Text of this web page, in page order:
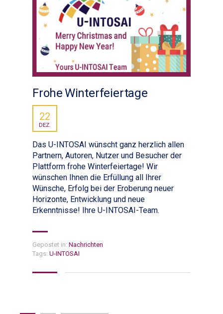
Frohe Winterfeiertage
22
DEZ.
Das U-INTOSAI wünscht ganz herzlich allen
Partnern, Autoren, Nutzer und Besucher der
Plattform frohe Winterfeiertage! Wir
wünschen Ihnen die Erfüllung all Ihrer
Wünsche, Erfolg bei der Eroberung neuer
Horizonte, Entwicklung und neue
Erkenntnisse! Ihre U-INTOSAI-Team.
Gepostet in: Nachrichten
Tags: U-INTOSAI